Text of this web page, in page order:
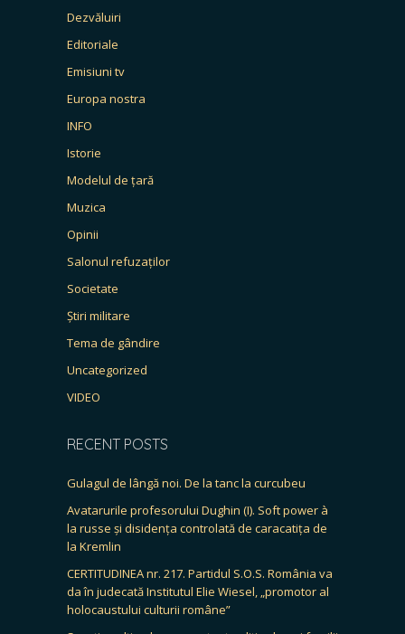
Dezvăluiri
Editoriale
Emisiuni tv
Europa nostra
INFO
Istorie
Modelul de țară
Muzica
Opinii
Salonul refuzaților
Societate
Știri militare
Tema de gândire
Uncategorized
VIDEO
RECENT POSTS
Gulagul de lângă noi. De la tanc la curcubeu
Avatarurile profesorului Dughin (I). Soft power à
la russe și disidența controlată de caracatița de
la Kremlin
CERTITUDINEA nr. 217. Partidul S.O.S. România va
da în judecată Institutul Elie Wiesel, „promotor al
holocaustului culturii române”